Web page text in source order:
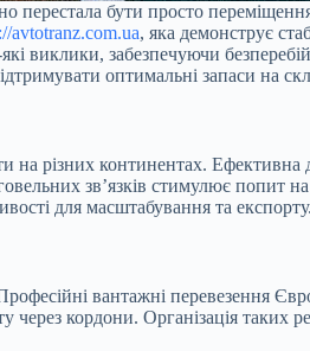
перестала бути просто
avtotranz.com.ua, яка демонструє
виклики, забезпечуючи
оптимальні запаси на
на різних континентах.
зв’язків стимулює попит
для масштабування та експорту.
вантажні перевезення
кордони. Організація таких